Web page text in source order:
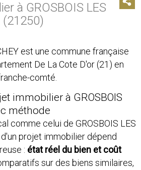
à GROSBOIS LES
(21250)
est une commune française
De La Cote D'or (21) en
comté.
immobilier à GROSBOIS
méthode
comme celui de GROSBOIS LES
projet immobilier dépend
: état réel du bien et coût
sur des biens similaires,